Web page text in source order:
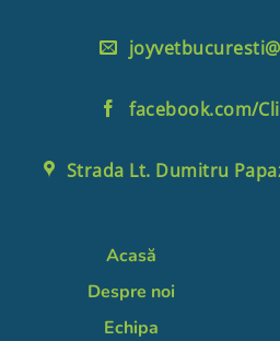
facebook.com/
Strada Lt. Dumitru
Acasă
Despre noi
Echipa